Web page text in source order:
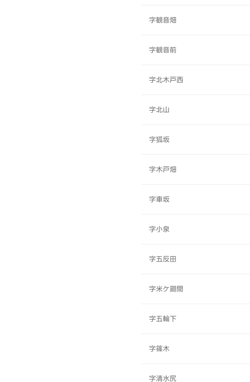
字観音畑
字観音前
字北木戸西
字北山
字狐坂
字木戸畑
字車坂
字小泉
字五反田
字米ケ廻間
字五輪下
字篠木
字清水尻